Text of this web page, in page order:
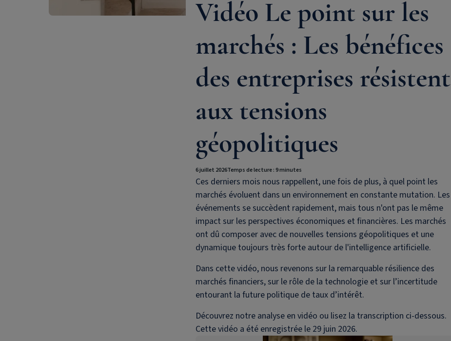
Vidéo Le point sur les
marchés : Les bénéfices
des entreprises résistent
aux tensions
géopolitiques
6 juillet 2026Temps de lecture : 9 minutes
Ces derniers mois nous rappellent, une fois de plus, à quel point les
marchés évoluent dans un environnement en constante mutation. Les
événements se succèdent rapidement, mais tous n'ont pas le même
impact sur les perspectives économiques et financières. Les marchés
ont dû composer avec de nouvelles tensions géopolitiques et une
dynamique toujours très forte autour de l'intelligence artificielle.
Dans cette vidéo, nous revenons sur la remarquable résilience des
marchés financiers, sur le rôle de la technologie et sur l’incertitude
entourant la future politique de taux d’intérêt.
Découvrez notre analyse en vidéo ou lisez la transcription ci-dessous.
Cette vidéo a été enregistrée le 29 juin 2026.